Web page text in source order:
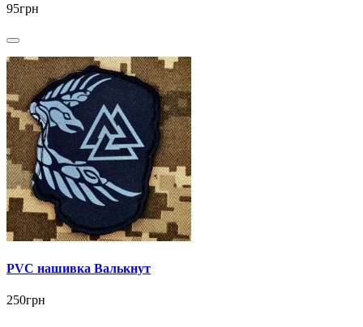
95грн
PVC нашивка Валькнут
250грн